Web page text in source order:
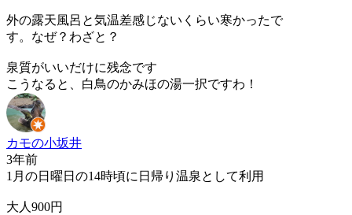
外の露天風呂と気温差感じないくらい寒かったで
す。なぜ？わざと？
泉質がいいだけに残念です
こうなると、白鳥のかみほの湯一択ですわ！
カモの小坂井
3年前
1月の日曜日の14時頃に日帰り温泉として利用
大人900円